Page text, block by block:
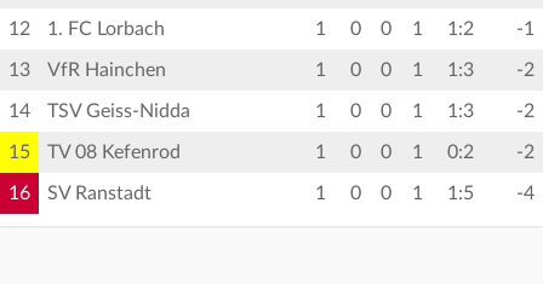
12 1. FC Lorbach 1 0 0 1 1:2 -1
13 VfR Hainchen 1 0 0 1 1:3 -2
14 TSV Geiss-Nidda 1 0 0 1 1:3 -2
15 TV 08 Kefenrod 1 0 0 1 0:2 -2
16 SV Ranstadt 1 0 0 1 1:5 -4